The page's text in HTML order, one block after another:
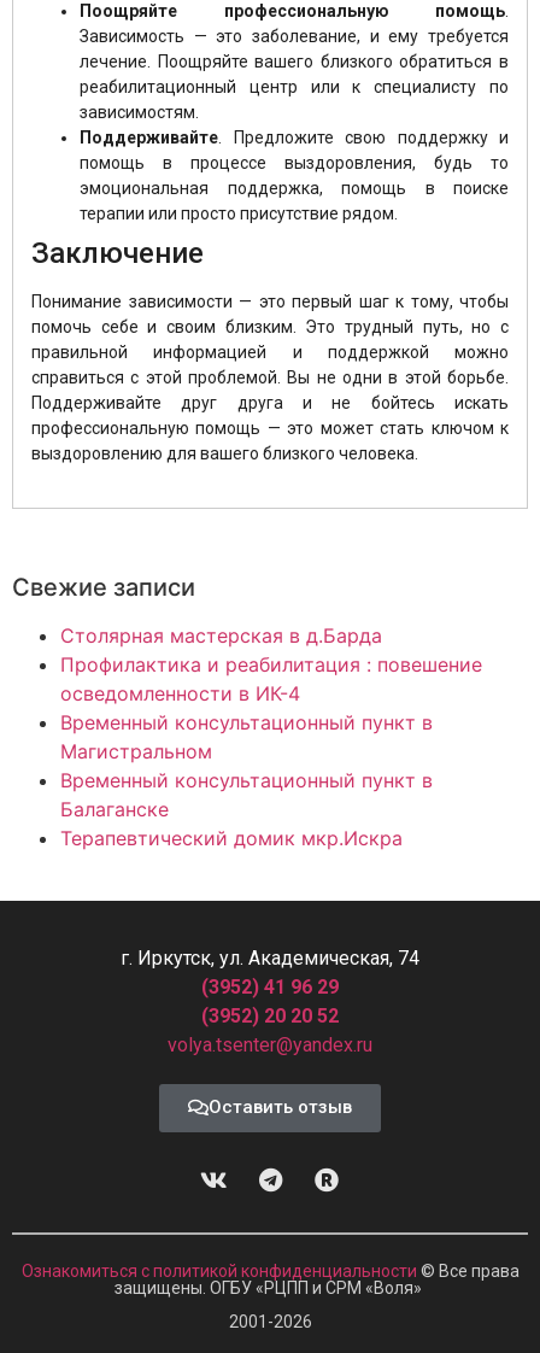
Поощряйте профессиональную помощь
Зависимость — это заболевание, и ему требуется
лечение. Поощряйте вашего близкого обратиться в
реабилитационный центр или к специалисту по
зависимостям.
Поддерживайте . Предложите свою поддержку и
помощь в процессе выздоровления, будь то
эмоциональная поддержка, помощь в поиске
терапии или просто присутствие рядом.
Заключение
Понимание зависимости — это первый шаг к тому, чтобы
помочь себе и своим близким. Это трудный путь, но с
правильной информацией и поддержкой можно
справиться с этой проблемой. Вы не одни в этой борьбе.
Поддерживайте друг друга и не бойтесь искать
профессиональную помощь — это может стать ключом к
выздоровлению для вашего близкого человека.
Свежие записи
Столярная мастерская в д.Барда
Профилактика и реабилитация : повешение
осведомленности в ИК-4
Временный консультационный пункт в
Магистральном
Временный консультационный пункт в
Балаганске
Терапевтический домик мкр.Искра
г. Иркутск, ул. Академическая, 74
(3952) 41 96 29
(3952) 20 20 52
volya.tsenter@yandex.ru
Оставить отзыв
Ознакомиться с политикой конфиденциальности © Все права
защищены. ОГБУ «РЦПП и СРМ «Воля»
2001-2026